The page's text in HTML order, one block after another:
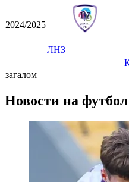
2024/2025
ЛНЗ
загалом
Новости на